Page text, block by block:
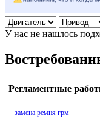
У нас не нашлось
Регламентные
замена ремня грм